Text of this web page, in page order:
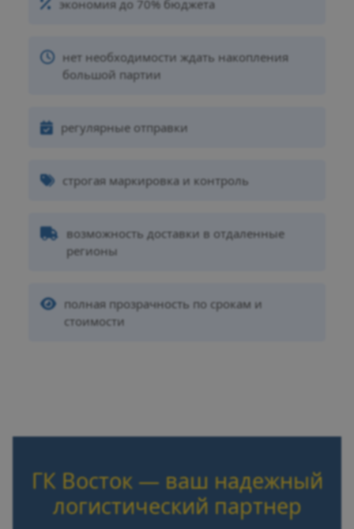
экономия до 70% бюджета
нет необходимости ждать накопления
большой партии
регулярные отправки
строгая маркировка и контроль
возможность доставки в отдаленные
регионы
полная прозрачность по срокам и
стоимости
ГК Восток — ваш надежный
логистический партнер